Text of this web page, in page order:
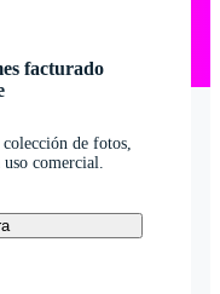
facturado
de fotos,
comercial.